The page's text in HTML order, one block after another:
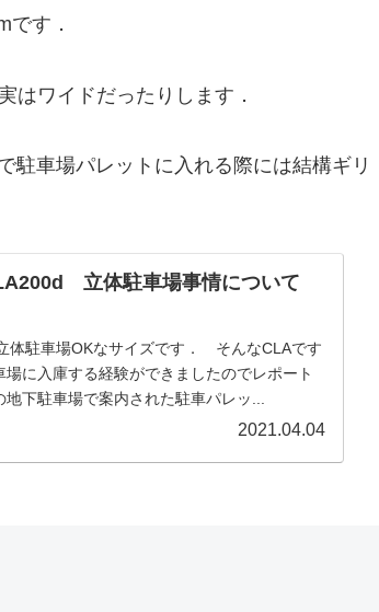
す．
ワイドだったりします．
車場パレットに入れる際には結構ギリ
立体駐車場事情について
体駐車場OKなサイズです． そんなCLAです
に入庫する経験ができましたのでレポート
下駐車場で案内された駐車パレッ...
2021.04.04